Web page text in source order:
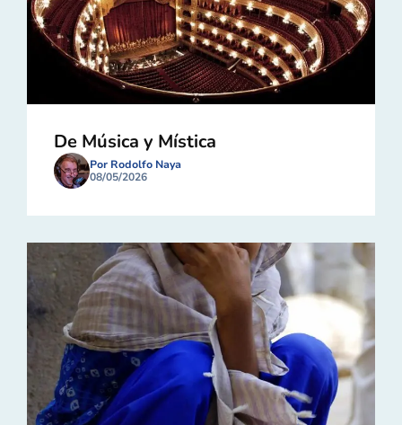
De Música y Mística
Por Rodolfo Naya
08/05/2026